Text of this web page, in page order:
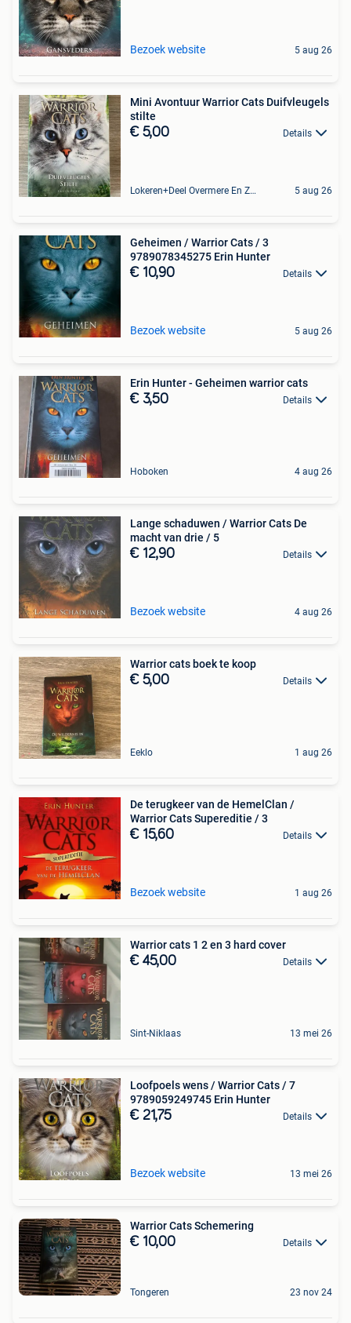
Bezoek website 5 aug 26
Mini Avontuur Warrior Cats Duifvleugels
stilte
€ 5,00 Details
Lokeren+Deel Overmere En Zele 5 aug 26
Geheimen / Warrior Cats / 3
9789078345275 Erin Hunter
€ 10,90 Details
Bezoek website 5 aug 26
Erin Hunter - Geheimen warrior cats
€ 3,50 Details
Hoboken 4 aug 26
Lange schaduwen / Warrior Cats De
macht van drie / 5
€ 12,90 Details
Bezoek website 4 aug 26
Warrior cats boek te koop
€ 5,00 Details
Eeklo 1 aug 26
De terugkeer van de HemelClan /
Warrior Cats Supereditie / 3
€ 15,60 Details
Bezoek website 1 aug 26
Warrior cats 1 2 en 3 hard cover
€ 45,00 Details
Sint-Niklaas 13 mei 26
Loofpoels wens / Warrior Cats / 7
9789059249745 Erin Hunter
€ 21,75 Details
Bezoek website 13 mei 26
Warrior Cats Schemering
€ 10,00 Details
Tongeren 23 nov 24